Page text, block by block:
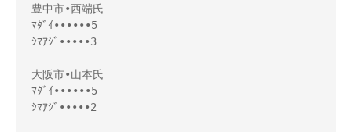
豊中市•西端氏
ﾏﾀﾞｲ••••••5
ｼﾏｱｼﾞ•••••3
大阪市•山本氏
ﾏﾀﾞｲ••••••5
ｼﾏｱｼﾞ•••••2